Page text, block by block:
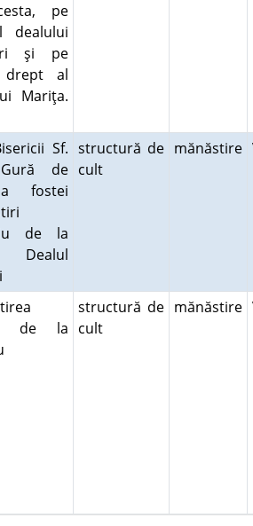
pe
dealului
şi pe
drept al
Mariţa.
Sf.
de
fostei
de la
Dealul
structură de
cult
mănăstire
de la
structură de
cult
mănăstire